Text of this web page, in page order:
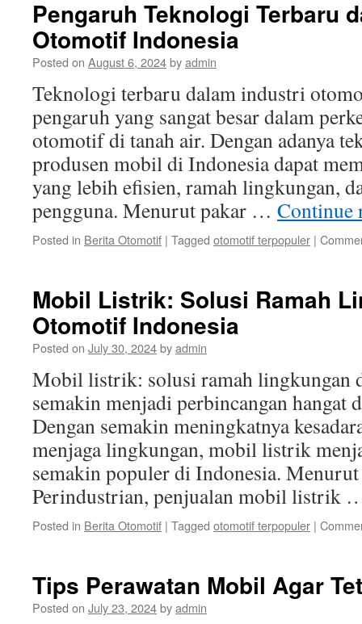
Pengaruh Teknologi Terbaru
Otomotif Indonesia
Posted on August 6, 2024byadmin
Teknologi terbaru dalam industri
pengaruh yang sangat besar dalam
otomotif di tanah air. Dengan adanya
produsen mobil di Indonesia dapat
yang lebih efisien, ramah lingkungan,
pengguna. Menurut pakar … Continue
Posted in Berita Otomotif | Tagged otomotif terpopuler |
Mobil Listrik: Solusi Ramah
Otomotif Indonesia
Posted on July 30, 2024byadmin
Mobil listrik: solusi ramah lingkungan
semakin menjadi perbincangan hangat
Dengan semakin meningkatnya
menjaga lingkungan, mobil listrik
semakin populer di Indonesia.
Perindustrian, penjualan mobil listrik
Posted in Berita Otomotif | Tagged otomotif terpopuler |
Tips Perawatan Mobil Agar
Posted on July 23, 2024byadmin